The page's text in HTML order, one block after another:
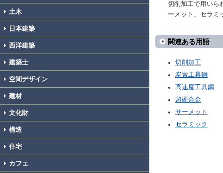
土木
日本建築
西洋建築
建築士
空間デザイン
建材
文化財
構造
住宅
カフェ
切削加工で用いら
ーメット、セラミ
関連ある用語
切削加工
炭素工具鋼
高速度工具鋼
超硬合金
サーメット
セラミック